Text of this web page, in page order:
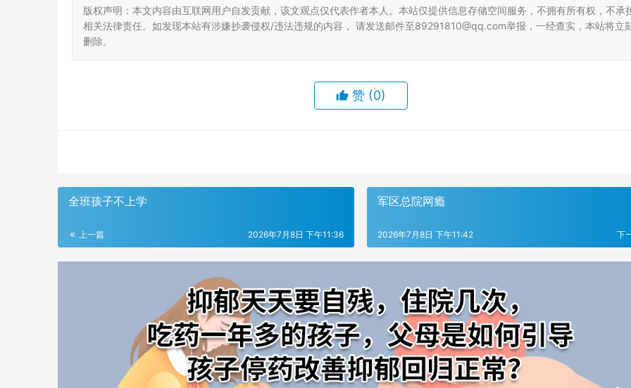
版权声明：本文内容由互联网用户自发贡献，该文观点仅代表作者本人。本站仅提供信息存储空间服务，不拥有所有权，不承
相关法律责任。如发现本站有涉嫌抄袭侵权/违法违规的内容， 请发送邮件至89291810@qq.com举报，一经查实，本站将立
删除。
赞 (0)
全班孩子不上学
上一篇 2026年7月8日 下午11:36
军区总院网瘾
下
2026年7月8日 下午11:42